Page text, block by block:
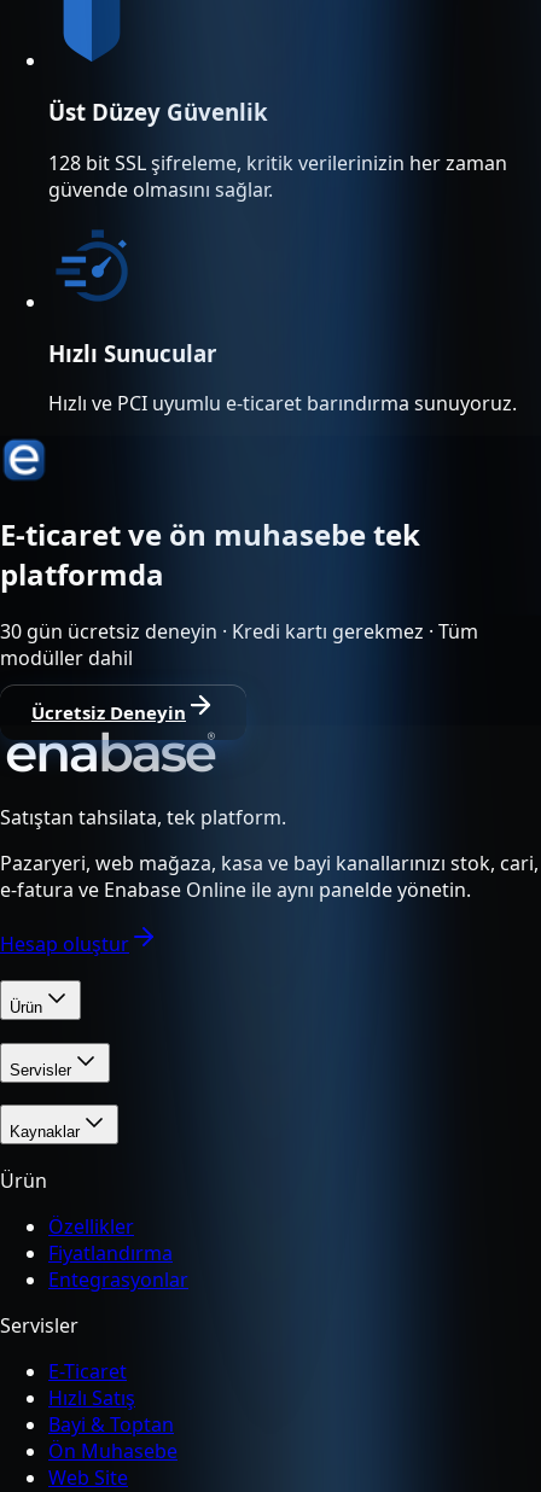
Üst Düzey Güvenlik
128 bit SSL şifreleme, kritik verilerinizin her zaman
güvende olmasını sağlar.
Hızlı Sunucular
Hızlı ve PCI uyumlu e-ticaret barındırma sunuyoruz.
E-ticaret ve ön muhasebe tek
platformda
30 gün ücretsiz deneyin · Kredi kartı gerekmez · Tüm
modüller dahil
Ücretsiz Deneyin
Satıştan tahsilata, tek platform.
Pazaryeri, web mağaza, kasa ve bayi kanallarınızı stok, cari,
e-fatura ve Enabase Online ile aynı panelde yönetin.
Hesap oluştur
Ürün
Servisler
Kaynaklar
Ürün
Özellikler
Fiyatlandırma
Entegrasyonlar
Servisler
E-Ticaret
Hızlı Satış
Bayi & Toptan
Ön Muhasebe
Web Site